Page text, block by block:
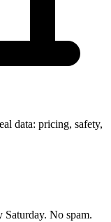
data: pricing, safety,
No spam.